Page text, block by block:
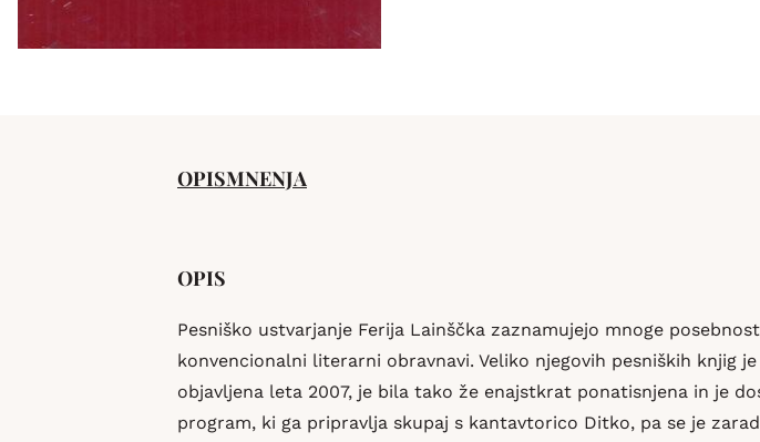
OPISMNENJA
OPIS
Pesniško ustvarjanje Ferija Lainščka zaznamujejo mnoge
konvencionalni literarni obravnavi. Veliko njegovih pesniških knjig
objavljena leta 2007, je bila tako že enajstkrat ponatisnjena in je
program, ki ga pripravlja skupaj s kantavtorico Ditko, pa se je